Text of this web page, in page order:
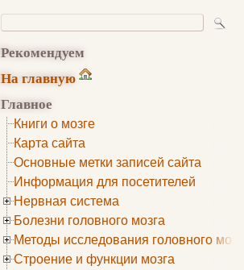
Рекомендуем
На главную
Главное
Книги о мозге
Карта сайта
Основные метки записей сайта
Информация для посетителей
Нервная система
Болезни головного мозга
Методы исследования головного мозга
Строение и функции мозга